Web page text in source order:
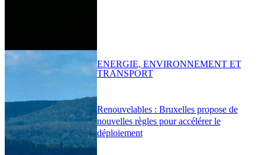
Renouvelables : Bruxelles propose de
nouvelles règles pour accélérer le
déploiement
ENERGIE, ENVIRONNEMENT ET
TRANSPORT